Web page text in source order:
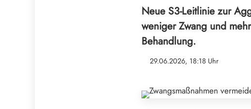
Neue S3-Leitlinie zur
weniger Zwang und
Behandlung.
29.06.2026, 18:18 Uhr